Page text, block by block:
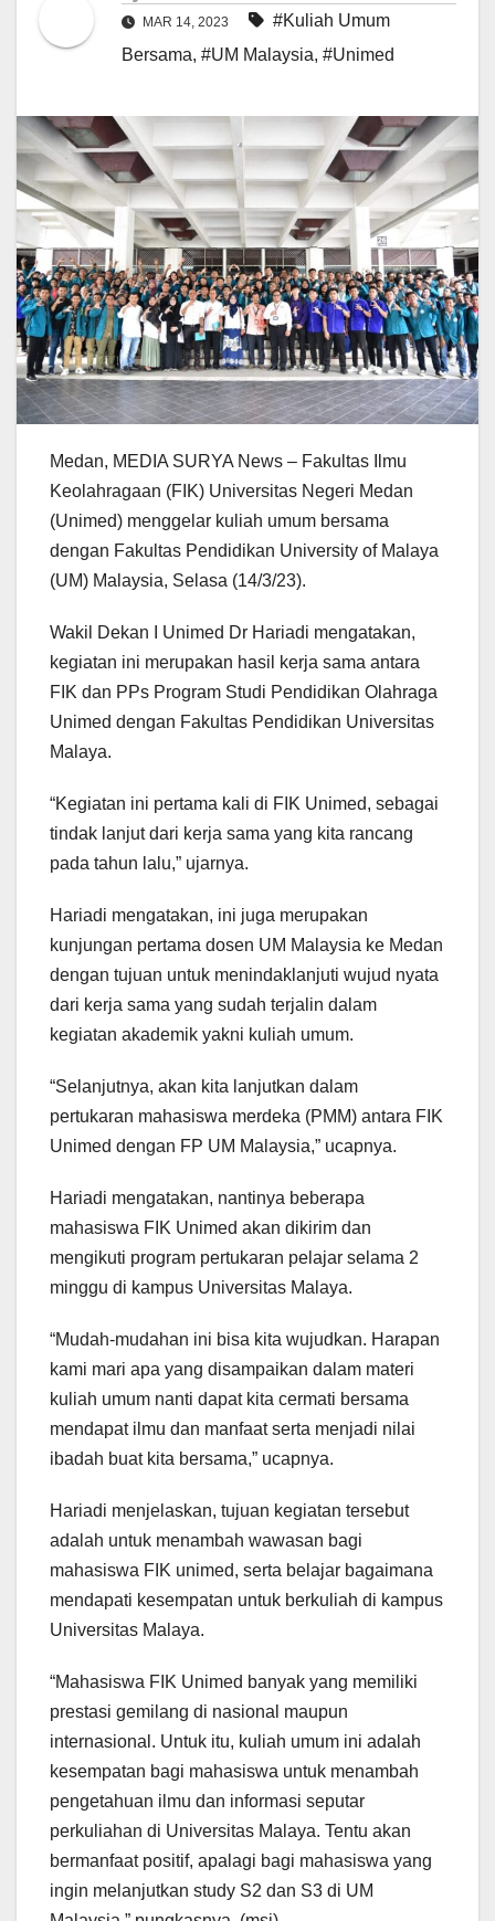
MAR 14, 2023
#Kuliah Umum
Bersama, #UM Malaysia, #Unimed
Medan, MEDIA SURYA News – Fakultas Ilmu
Keolahragaan (FIK) Universitas Negeri Medan
(Unimed) menggelar kuliah umum bersama
dengan Fakultas Pendidikan University of Malaya
(UM) Malaysia, Selasa (14/3/23).
Wakil Dekan I Unimed Dr Hariadi mengatakan,
kegiatan ini merupakan hasil kerja sama antara
FIK dan PPs Program Studi Pendidikan Olahraga
Unimed dengan Fakultas Pendidikan Universitas
Malaya.
“Kegiatan ini pertama kali di FIK Unimed, sebagai
tindak lanjut dari kerja sama yang kita rancang
pada tahun lalu,” ujarnya.
Hariadi mengatakan, ini juga merupakan
kunjungan pertama dosen UM Malaysia ke Medan
dengan tujuan untuk menindaklanjuti wujud nyata
dari kerja sama yang sudah terjalin dalam
kegiatan akademik yakni kuliah umum.
“Selanjutnya, akan kita lanjutkan dalam
pertukaran mahasiswa merdeka (PMM) antara FIK
Unimed dengan FP UM Malaysia,” ucapnya.
Hariadi mengatakan, nantinya beberapa
mahasiswa FIK Unimed akan dikirim dan
mengikuti program pertukaran pelajar selama 2
minggu di kampus Universitas Malaya.
“Mudah-mudahan ini bisa kita wujudkan. Harapan
kami mari apa yang disampaikan dalam materi
kuliah umum nanti dapat kita cermati bersama
mendapat ilmu dan manfaat serta menjadi nilai
ibadah buat kita bersama,” ucapnya.
Hariadi menjelaskan, tujuan kegiatan tersebut
adalah untuk menambah wawasan bagi
mahasiswa FIK unimed, serta belajar bagaimana
mendapati kesempatan untuk berkuliah di kampus
Universitas Malaya.
“Mahasiswa FIK Unimed banyak yang memiliki
prestasi gemilang di nasional maupun
internasional. Untuk itu, kuliah umum ini adalah
kesempatan bagi mahasiswa untuk menambah
pengetahuan ilmu dan informasi seputar
perkuliahan di Universitas Malaya. Tentu akan
bermanfaat positif, apalagi bagi mahasiswa yang
ingin melanjutkan study S2 dan S3 di UM